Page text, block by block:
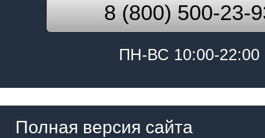
8 (800) 500-23-
ПН-ВС 10:00-22:00
Полная версия сайта